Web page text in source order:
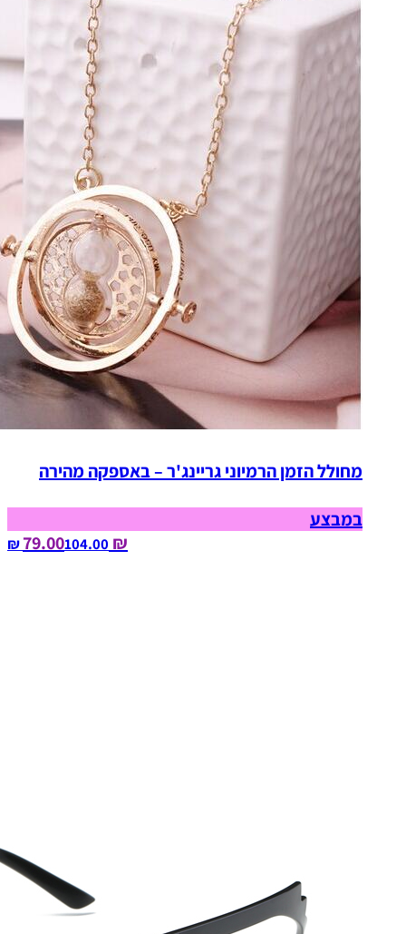
מחולל הזמן הרמיוני גריינג'ר – באספקה מהירה
במבצע
₪ 79.00
104.00‏ ₪